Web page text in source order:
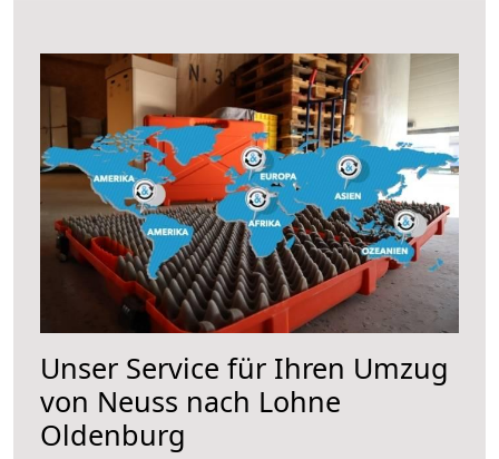
Unser Service für Ihren Umzug
von Neuss nach Lohne
Oldenburg